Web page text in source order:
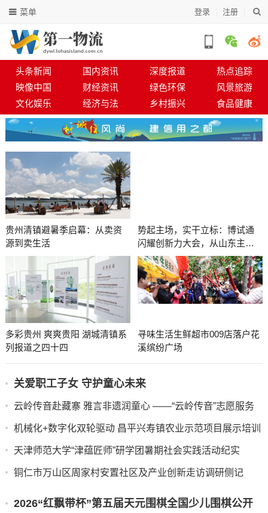
登录 注册
菜单
头条新闻 国内资讯 深度报道
热点追踪
映像中国
财经资讯 绿色环保
风景旅游
文化娱乐
经济与法 乡村振兴 食品健康
清镇这场座谈会为房企注入发展“强心针”
贵州清镇避暑季启幕：从卖资
源到卖生活
势起主场，实干立标：博试通
闪耀创新力大会，从山东主场
迈向行业标杆
多彩贵州 爽爽贵阳 湖城清镇系
列报道之四十四
寻味生活生鲜超市009店落户花
溪缤纷广场
关爱职工子女 守护童心未来
云岭传音赴藏寨 雅言非遗润童心 ——“云岭传音”志愿服务
队赴甘堡藏寨推普实践纪实
机械化+数字化双轮驱动 昌平兴寿镇农业示范项目展示培训
成果
天津师范大学“津蕴匠师”研学团暑期社会实践活动纪实
铜仁市万山区周家村安置社区及产业创新走访调研侧记
​​​​​​​2026“红飘带杯”第五届天元围棋全国少儿围棋公开